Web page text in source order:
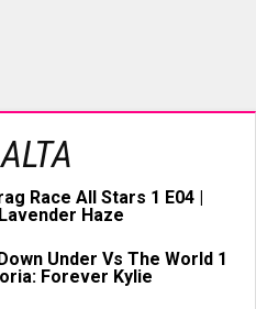
Race All Stars 1 E04 |
Haze
Under Vs The World 1
Forever Kylie